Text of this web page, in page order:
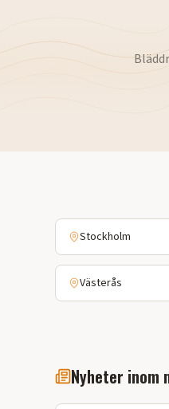
Stockholm
Västerås
Nyheter inom